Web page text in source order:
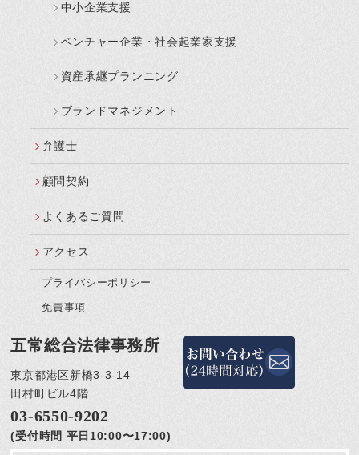
中小企業支援
ベンチャー企業・社会起業家支援
資産承継プランニング
ブランドマネジメント
弁護士
顧問契約
よくあるご質問
アクセス
プライバシーポリシー
免責事項
五常総合法律事務所
東京都港区新橋3-3-14
田村町ビル4階
03-6550-9202
(受付時間 平日10:00〜17:00)